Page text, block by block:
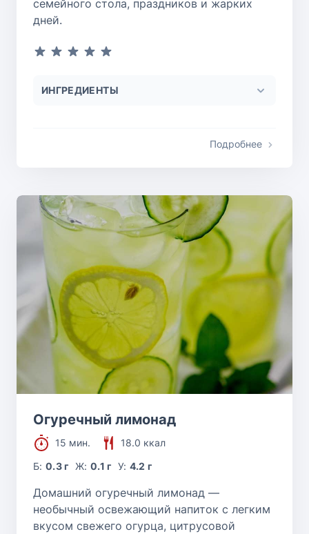
семейного стола, праздников и жарких
дней.
ИНГРЕДИЕНТЫ
Подробнее
Огуречный лимонад
15 мин.
18.0 ккал
Б:0.3 г Ж: 0.1 г У: 4.2 г
Домашний огуречный лимонад —
необычный освежающий напиток с легким
вкусом свежего огурца, цитрусовой